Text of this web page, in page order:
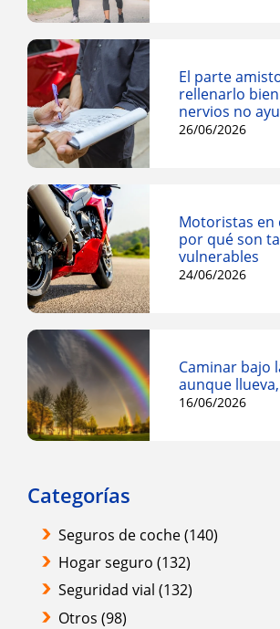
El parte
rellenarlo
nervios no
26/06/2026
Motoristas en
por qué son
vulnerables
24/06/2026
Caminar bajo
aunque
16/06/2026
Categorías
Seguros de coche(140)
Hogar seguro (132)
Seguridad vial (132)
Otros (98)